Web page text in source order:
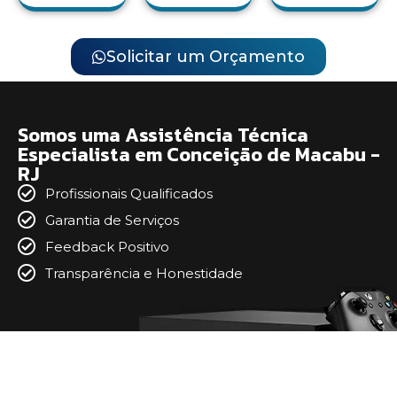
Solicitar um Orçamento
Somos uma Assistência Técnica
Especialista em Conceição de Macabu -
RJ
Profissionais Qualificados
Garantia de Serviços
Feedback Positivo
Transparência e Honestidade